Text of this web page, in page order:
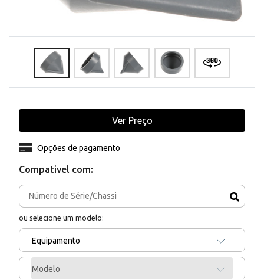
Compativel com:
ou selecione um modelo:
Equipamento
Modelo
Opções de pagamento
Ver Preço